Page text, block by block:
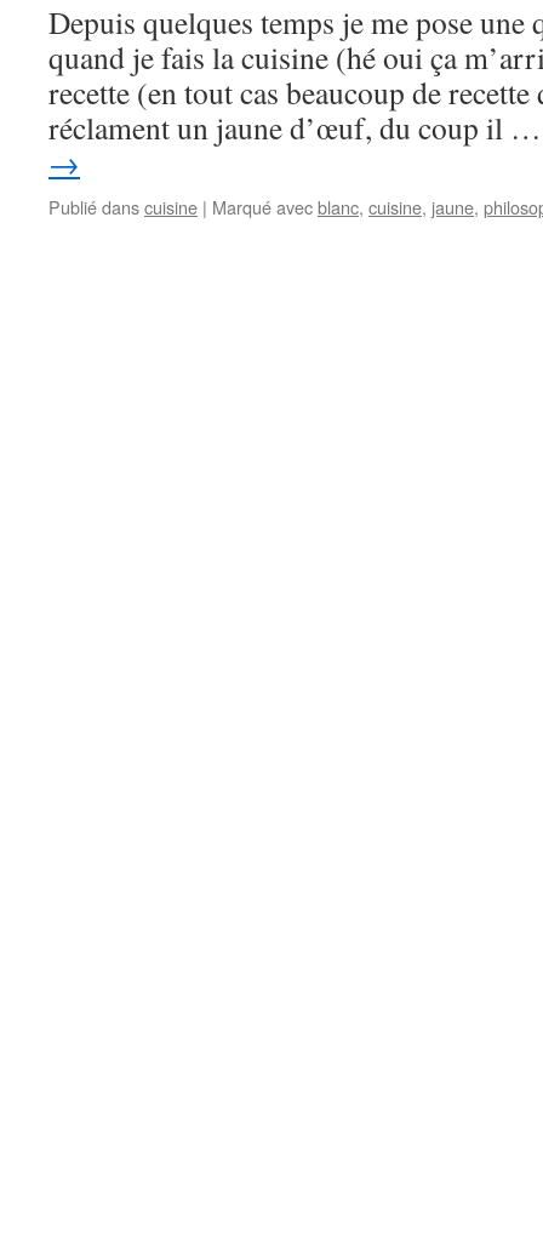
Depuis quelques temps je me pose
quand je fais la cuisine (hé oui ça
recette (en tout cas beaucoup de
réclament un jaune d’œuf, du coup il
→
Publié danscuisine | Marqué avecblanc, cuisine, jaune,